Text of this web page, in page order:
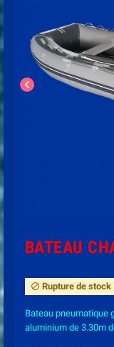
chevron_left
BATEAU
block Rupture de stock
Bateau pneumatique
aluminium de 3.30m